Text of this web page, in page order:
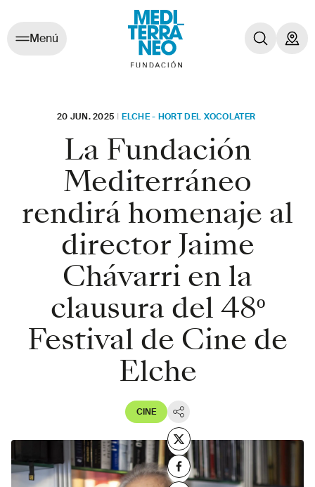
Menú
20 JUN. 2025 I ELCHE - HORT DEL XOCOLATER
La Fundación
Mediterráneo
rendirá homenaje al
director Jaime
Chávarri en la
clausura del 48º
Festival de Cine de
Elche
CINE